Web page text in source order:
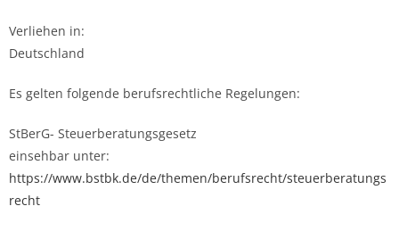
Verliehen in:
Deutschland
Es gelten folgende berufsrechtliche Regelungen:
StBerG- Steuerberatungsgesetz
einsehbar unter:
https://www.bstbk.de/de/themen/berufsrecht/steuerberatungs
recht